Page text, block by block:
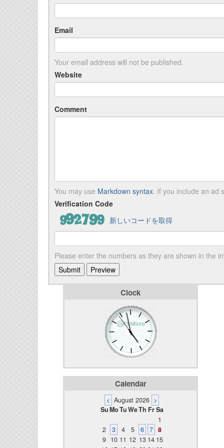
Email
Your email address will not be published.
Website
Comment
You may use Markdown syntax. If you include an ad
Verification Code
新しいコードを取得
Please enter the numbers as they are shown in the
Clock
Calendar
< August 2026 >
SuMoTuWeTh FrSa
1
2
3 4 5 6 7 8
9 10 11 12 13 14 15